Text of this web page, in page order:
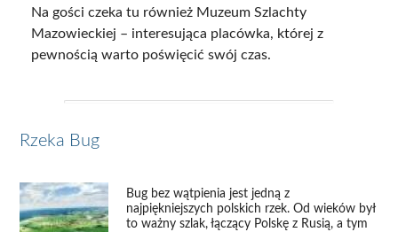
Na gości czeka tu również Muzeum Szlachty
Mazowieckiej – interesująca placówka, której z
pewnością warto poświęcić swój czas.
Rzeka Bug
Bug bez wątpienia jest jedną z
najpiękniejszych polskich rzek. Od wieków był
to ważny szlak, łączący Polskę z Rusią, a tym